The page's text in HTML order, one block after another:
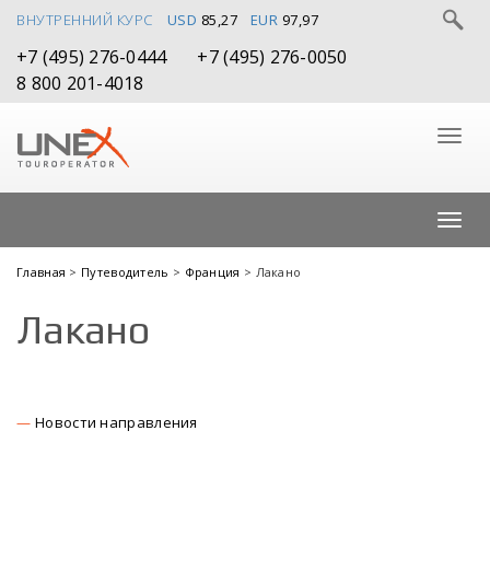
ВНУТРЕННИЙ КУРС USD 85,27 EUR 97,97
+7 (495) 276-0444
+7 (495) 276-0050
8 800 201-4018
Главная > Путеводитель > Франция > Лакано
Лакано
Новости направления